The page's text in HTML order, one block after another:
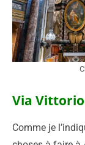
Via
Comme je